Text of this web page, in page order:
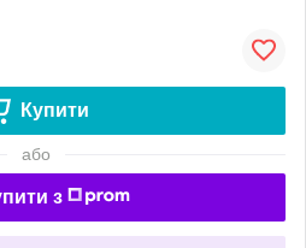
Купити
або
з